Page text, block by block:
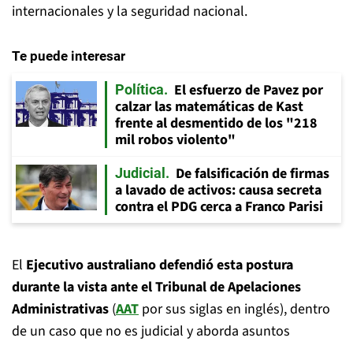
internacionales y la seguridad nacional.
Te puede interesar
Política
El esfuerzo de Pavez por
calzar las matemáticas de Kast
frente al desmentido de los "218
mil robos violento"
Judicial
De falsificación de firmas
a lavado de activos: causa secreta
contra el PDG cerca a Franco Parisi
El Ejecutivo australiano defendió esta postura
durante la vista ante el Tribunal de Apelaciones
Administrativas (AAT por sus siglas en inglés), dentro
de un caso que no es judicial y aborda asuntos